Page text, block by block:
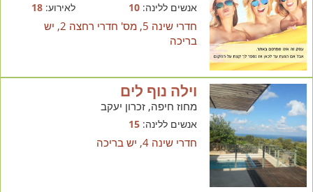
אנשים ללינה:10 לאירוע:18
חדרי שינה 5, מס' חדרי רחצה 2, יש
בריכה
וילה נוף לים
מחוז חיפה, זכרון יעקב
אנשים ללינה:15
חדרי שינה 4, יש בריכה